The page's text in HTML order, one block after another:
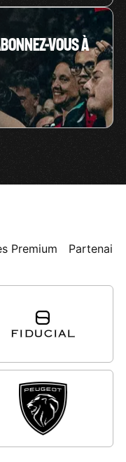
VOUS À
Premium